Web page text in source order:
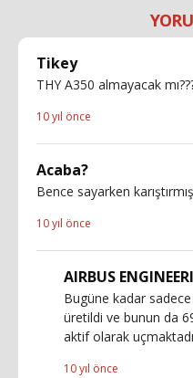
Tikey
THY A350 almayacak
10 yıl önce
Acaba?
Bence sayarken
10 yıl önce
AIRBUS
Bugüne kadar
üretildi ve bunun da
aktif olarak
10 yıl önce